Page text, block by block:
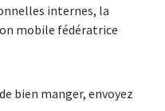
internes, la
mobile fédératrice
bien manger, envoyez